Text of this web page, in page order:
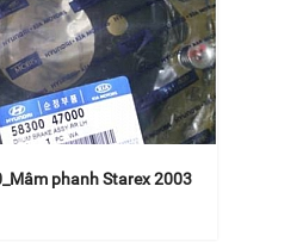
phanh Starex 2003